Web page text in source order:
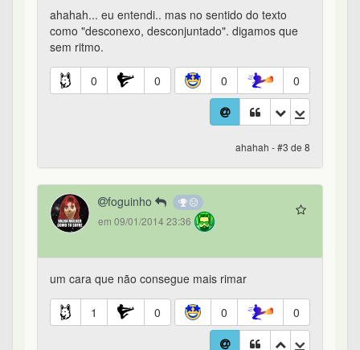
ahahah... eu entendi.. mas no sentido do texto
como "desconexo, desconjuntado". digamos que
sem ritmo.
0 0 0 0
ahahah - #3 de 8
foguinho
em 09/01/2014 23:36
um cara que não consegue mais rimar
1 0 0 0